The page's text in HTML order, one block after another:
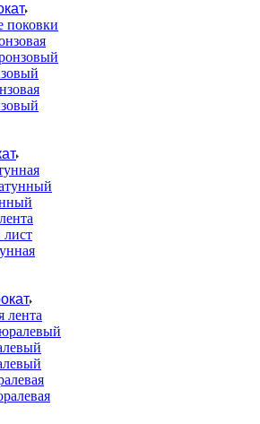
поковки
лента